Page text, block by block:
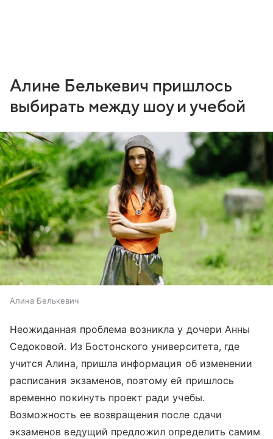
Алине Белькевич пришлось
выбирать между шоу и учебой
Алина Белькевич
Неожиданная проблема возникла у дочери Анны
Седоковой. Из Бостонского университета, где
учится Алина, пришла информация об изменении
расписания экзаменов, поэтому ей пришлось
временно покинуть проект ради учебы.
Возможность ее возвращения после сдачи
экзаменов ведущий предложил определить самим